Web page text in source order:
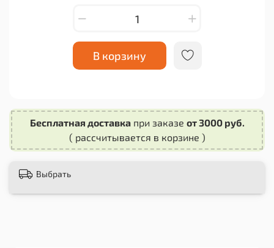
В корзину
Его компактный размер и легкий вес делают
Этот разъем отличается высокой надежностью
и долговечностью, что гарантирует долгий срок
получаете качественный продукт, который
обеспечит стабильную работу вашего
устройства.
Бесплатная доставкапри заказе от 3000 руб.
( рассчитывается в корзине )
Выбрать